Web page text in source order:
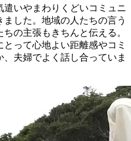
いやまわりくどいコミュニ
した。地域の人たちの言う
の主張もきちんと伝える。
って心地よい距離感やコミ
夫婦でよく話し合っていま